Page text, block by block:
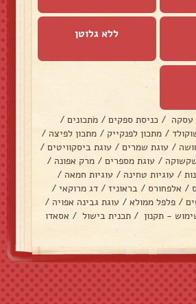
ללא גלוטן
עסקה / כניסת ספקים / מתכונים /
/ מתכון לפנקייק / מתכון לפיצה /
/ עוגת שמרים / עוגת ביסקוויטים /
/ עוגת מספרים / מרק אפונה /
/ עוגיות טחינה / עוגיות חמאה /
/ אלפחורס / בראוניז / דג מרוקאי /
/ פלפל ממולא / עוגת גבינה אפויה /
- תקנון / תכנית בישול / אסאדו